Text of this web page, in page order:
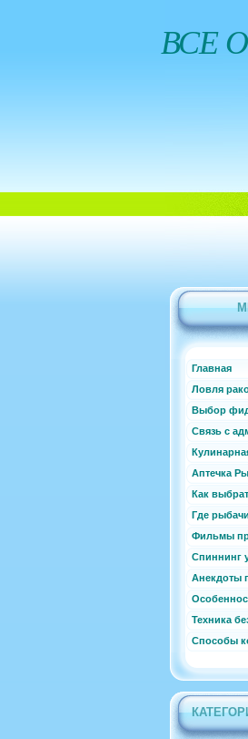
ВСЕ
Главная
Ловля
Выбор
Связь с
Аптечка
Как
Где
Фильмы
Спиннинг
Анекдоты
Техника
Способы